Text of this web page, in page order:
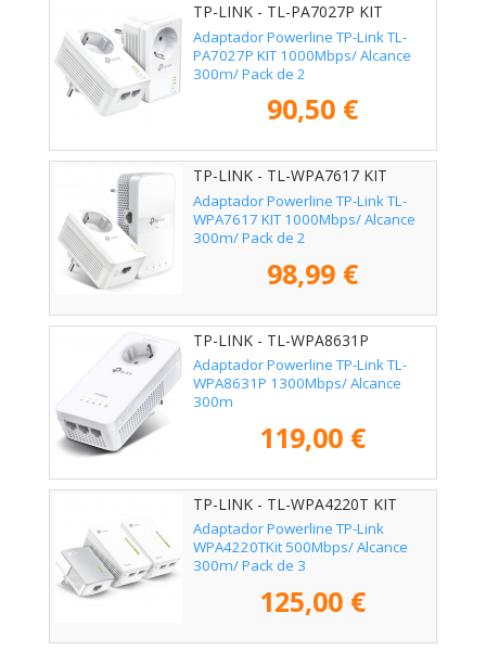
TP-LINK - TL-PA7027P KIT
Adaptador Powerline TP-Link TL-
PA7027P KIT 1000Mbps/ Alcance
300m/ Pack de 2
90,50 €
TP-LINK - TL-WPA7617 KIT
Adaptador Powerline TP-Link TL-
WPA7617 KIT 1000Mbps/ Alcance
300m/ Pack de 2
98,99 €
TP-LINK - TL-WPA8631P
Adaptador Powerline TP-Link TL-
WPA8631P 1300Mbps/ Alcance
300m
119,00 €
TP-LINK - TL-WPA4220T KIT
Adaptador Powerline TP-Link
WPA4220TKit 500Mbps/ Alcance
300m/ Pack de 3
125,00 €